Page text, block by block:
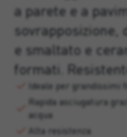
a parete e a
sovrapposizione,
e smaltato e
formati.
Ideale per grandissimi
Rapida asciugatura
acqua
Alta resistenza